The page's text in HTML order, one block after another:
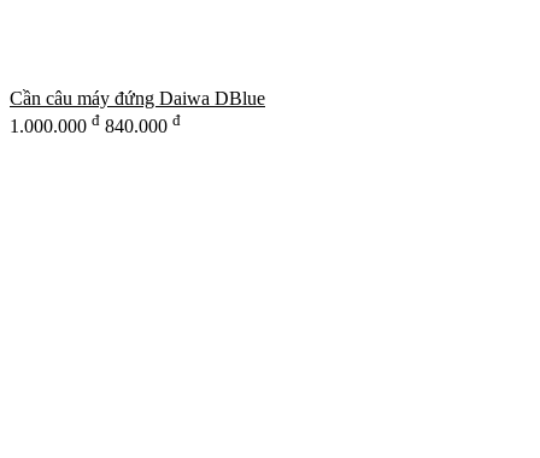
Cần câu máy đứng Daiwa DBlue
1.000.000 đ 840.000 đ